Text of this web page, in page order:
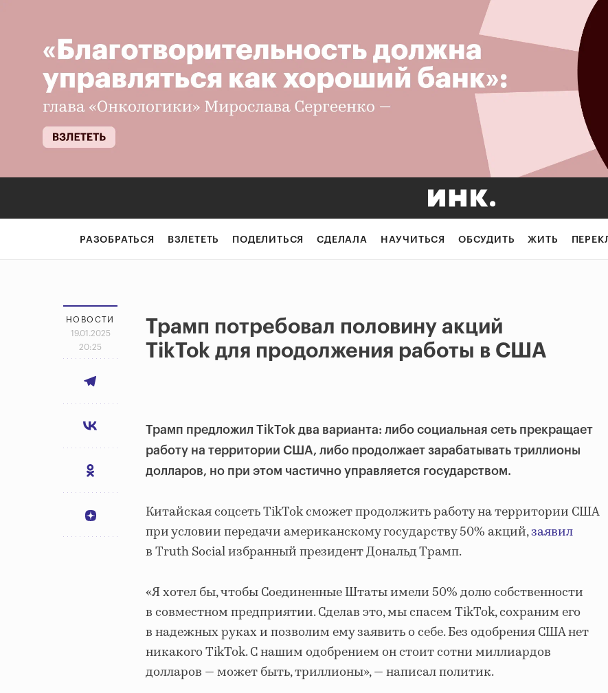
РАЗОБРАТЬСЯ ВЗЛЕТЕТЬ ПОДЕЛИТЬСЯ СДЕЛАЛА НАУЧИТЬСЯ ОБСУДИТЬ ЖИТЬ
НОВОСТИ
19.01.2025
20:25
Трамп потребовал половину акций
TikTok для продолжения работы в США
Трамп предложил TikTok два варианта: либо социальная сеть прекращает
работу на территории США, либо продолжает зарабатывать триллионы
долларов, но при этом частично управляется государством.
Китайская соцсеть TikTok сможет продолжить работу на территории США
при условии передачи американскому государству 50% акций,заявил
в Truth Social избранный президент Дональд Трамп.
«Я хотел бы, чтобы Соединенные Штаты имели 50% долю собственности
в совместном предприятии. Сделав это, мы спасем TikTok, сохраним его
в надежных руках и позволим ему заявить о себе. Без одобрения США нет
никакого TikTok. С нашим одобрением он стоит сотни миллиардов
долларов — может быть, триллионы», — написал политик.